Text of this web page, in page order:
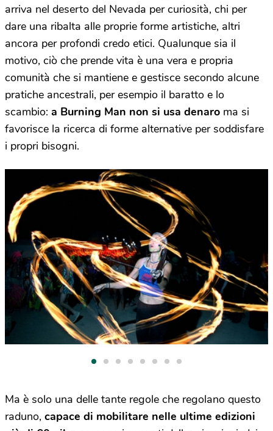
arriva nel deserto del Nevada per curiosità, chi per
dare una ribalta alle proprie forme artistiche, altri
ancora per profondi credo etici. Qualunque sia il
motivo, ciò che prende vita è una vera e propria
comunità che si mantiene e gestisce secondo alcune
pratiche ancestrali, per esempio il baratto e lo
scambio: a Burning Man non si usa denaro ma si
favorisce la ricerca di forme alternative per soddisfare
i propri bisogni.
Ma è solo una delle tante regole che regolano questo
raduno, capace di mobilitare nelle ultime edizioni